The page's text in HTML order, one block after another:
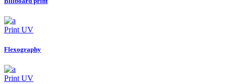
Print UV
Flexography
Print UV